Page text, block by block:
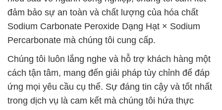
đảm bảo sự an toàn và chất lượng của hóa chất
Sodium Carbonate Peroxide Dạng Hạt × Sodium
Percarbonate mà chúng tôi cung cấp.
Chúng tôi luôn lắng nghe và hỗ trợ khách hàng một
cách tận tâm, mang đến giải pháp tùy chỉnh để đáp
ứng mọi yêu cầu cụ thể. Sự đáng tin cậy và tốt nhất
trong dịch vụ là cam kết mà chúng tôi hứa thực